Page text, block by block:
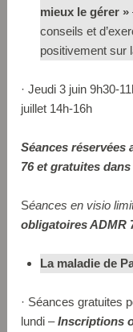
mieux le gérer »
conseils et
positivement sur
· Jeudi 3 juin 9h30-
juillet 14h-16h
Séances réservées
76 et gratuites
Séances en visio
obligatoires ADMR
La maladie de
· Séances gratuites
lundi –Inscriptions